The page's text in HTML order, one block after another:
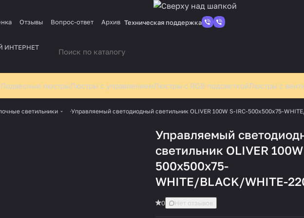
Отзывы Вопрос-ответ Архив Техническая поддержка
ИНТЕРНЕТ
Подвесные люстрыЛюстры с управлениемЛюстры с RGB подсветкойЛюстры с
светильники Управляемый светодиодный светильник OLIVER 100W S-IRC-500x500x75-
Управляемый
светильник OLIVER
500x500x75-
WHITE/BLACK/WHITE-
0 Нет отзывов